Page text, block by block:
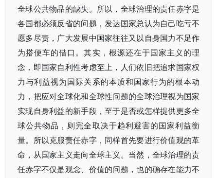
全球公共物品的缺失。所以，全球治理的责任赤字是
各国都必须反省的问题，发达国家总认为自己吃亏不
愿多尽责，广大发展中国家往往又以自身国力不足作
为搭便车的借口。其实，根源还在于国家主义的理
念，即国家自利性考虑至上，人们依旧把追求国家权
力与利益视为国际关系的本质和国家行为的根本动
力，把应对全球化和全球性问题的全球治理视为国家
实现自身利益的新手段，至于是否或怎样提供更多全
球公共物品，则完全取决于趋利避害的国家利益衡
量。所以克服责任赤字，同样首先要进行价值观的革
命，从国家主义走向全球主义。当然，全球治理的责
任赤字不仅是观念、价值的问题，也的确存在能力不